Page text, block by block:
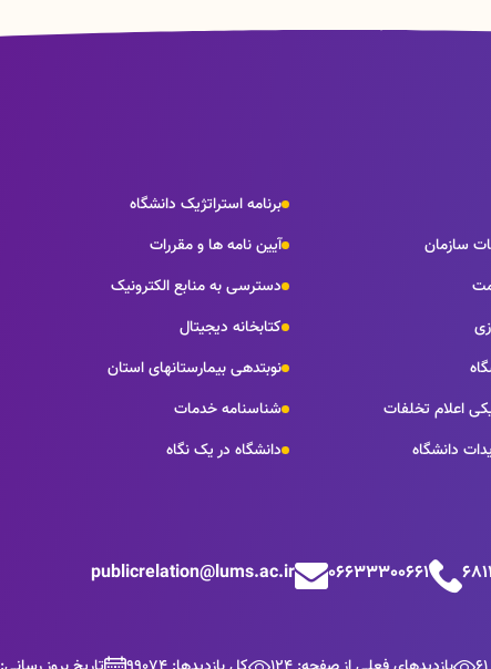
برنامه استراتژیک دانشگاه
سازمان
آیین نامه ها و مقررات
دسترسی به منابع الکترونیک
کتابخانه دیجیتال
نوبتدهی بیمارستانهای استان
اعلام تخلفات
شناسنامه خدمات
دانشگاه
دانشگاه در یک نگاه
06633300661
publicrelation@lums.ac.ir